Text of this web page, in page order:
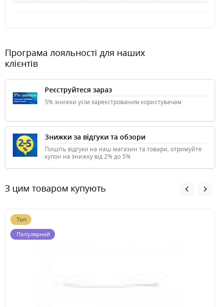
Програма лояльності для наших
клієнтів
Реєструйтеся зараз
5% знижки усім зареєстрованим користувачам
Знижки за відгуки та обзори
Пишіть відгуки на наш магазин та товари, отримуйте
купон на знижку від 2% до 5%
З цим товаром купують
Топ
Популярний